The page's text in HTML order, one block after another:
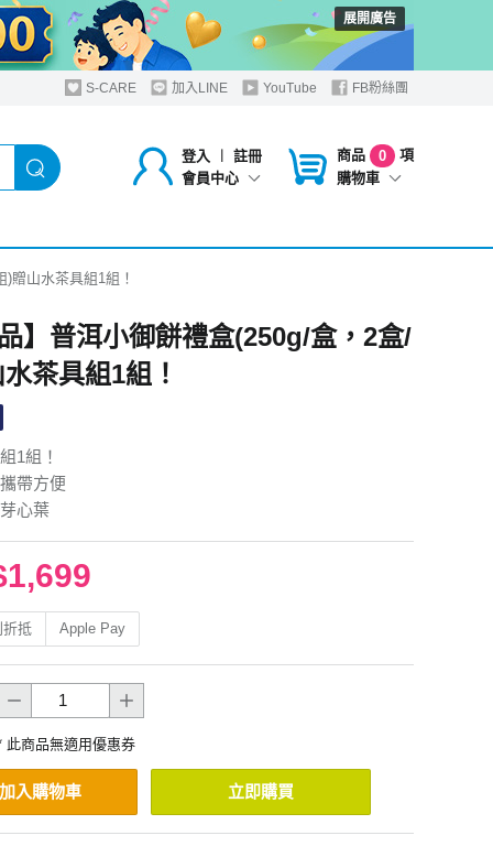
展開廣告
S-CARE 加入LINE YouTube FB粉絲團
登入 ︱
註冊
會員中心
商品 0
項
購物車
贈山水茶具組1組！
】普洱小御餅禮盒(250g/盒，2盒/
茶具組1組！
1組！
帶方便
心葉
抵 Apple Pay
此商品無適用優惠券
加入購物車 立即購買